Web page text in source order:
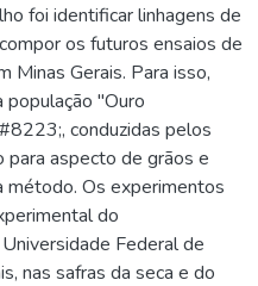
foi identificar linhagens de
os futuros ensaios de
Minas Gerais. Para isso,
população "Ouro
conduzidas pelos
aspecto de grãos e
método. Os experimentos
do
Federal de
nas safras da seca e do